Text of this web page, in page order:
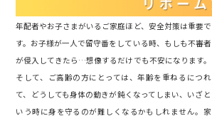
年配者やお子さまがいるご家庭ほど、安全対策は重要で
す。お子様が一人で留守番をしている時、もしも不審者
が侵入してきたら…想像するだけでも不安になります。
そして、ご高齢の方にとっては、年齢を重ねるにつれ
て、どうしても身体の動きが鈍くなってしまい、いざと
いう時に身を守るのが難しくなるかもしれません。家